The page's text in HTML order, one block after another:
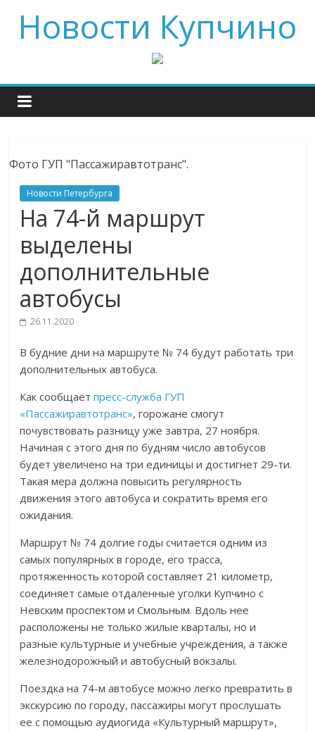
Новости Купчино
Фото ГУП "Пассажиравтотранс".
Новости Петербурга
На 74-й маршрут
выделены
дополнительные
автобусы
26.11.2020
В будние дни на маршруте № 74 будут работать три
дополнительных автобуса.
Как сообщаетпресс-служба ГУП
«Пассажиравтотранс», горожане смогут
почувствовать разницу уже завтра, 27 ноября.
Начиная с этого дня по будням число автобусов
будет увеличено на три единицы и достигнет 29-ти.
Такая мера должна повысить регулярность
движения этого автобуса и сократить время его
ожидания.
Маршрут № 74 долгие годы считается одним из
самых популярных в городе, его трасса,
протяженность которой составляет 21 километр,
соединяет самые отдаленные уголки Купчино с
Невским проспектом и Смольным. Вдоль нее
расположены не только жилые кварталы, но и
разные культурные и учебные учреждения, а также
железнодорожный и автобусный вокзалы.
Поездка на 74-м автобусе можно легко превратить в
экскурсию по городу, пассажиры могут прослушать
ее с помощью аудиогида «Культурный маршрут»,